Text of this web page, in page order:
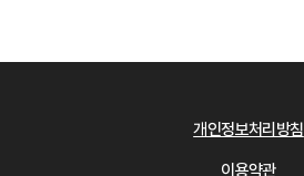
개인정보처리방침
이용약관